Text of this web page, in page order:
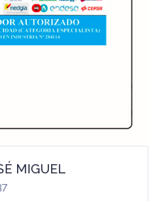
MIGUEL